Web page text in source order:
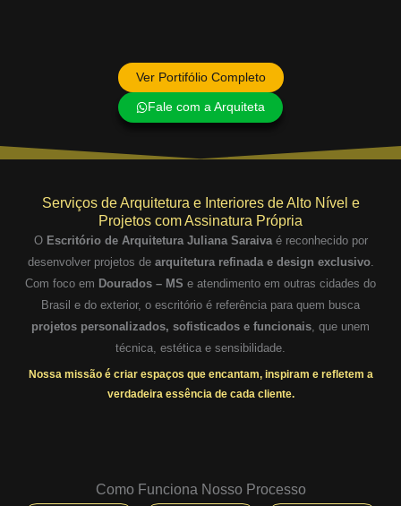
Ver Portifólio Completo
Fale com a Arquiteta
Serviços de Arquitetura e Interiores de Alto Nível e
Projetos com Assinatura Própria
O Escritório de Arquitetura Juliana Saraivaé reconhecido por
desenvolver projetos de arquitetura refinada e design exclusivo.
Com foco em Dourados – MS e atendimento em outras cidades do
Brasil e do exterior, o escritório é referência para quem busca
projetos personalizados, sofisticados e funcionais , que unem
técnica, estética e sensibilidade.
Nossa missão é criar espaços que encantam, inspiram e refletem a
verdadeira essência de cada cliente.
Como Funciona Nosso Processo